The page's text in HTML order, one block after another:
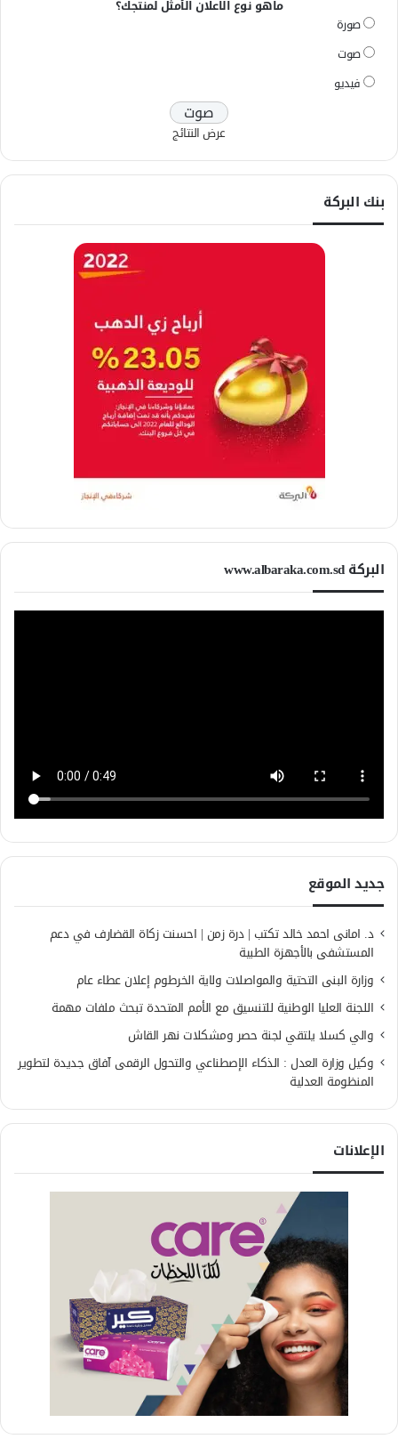
ماهو نوع الاعلان الأمثل لمنتجك؟
صورة
صوت
فيديو
عرض النتائج
بنك البركة
البركة www.albaraka.com.sd
جديد الموقع
د. امانى احمد خالد تكتب | درة زمن | احسنت زكاة القضارف في دعم
المستشفى بالأجهزة الطبية
وزارة البنى التحتية والمواصلات ولاية الخرطوم إعلان عطاء عام
اللجنة العليا الوطنية للتنسيق مع الأمم المتحدة تبحث ملفات مهمة
والي كسلا يلتقي لجنة حصر ومشكلات نهر القاش
وكيل وزارة العدل : الذكاء الإصطناعي والتحول الرقمى آفاق جديدة لتطوير
المنظومة العدلية
الإعلانات